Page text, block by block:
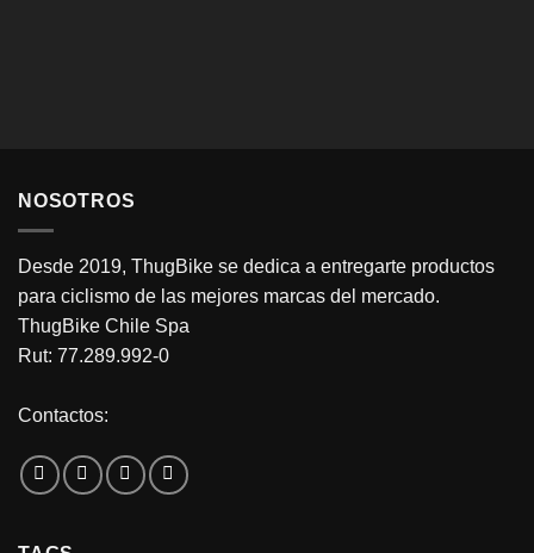
NOSOTROS
Desde 2019, ThugBike se dedica a entregarte productos
para ciclismo de las mejores marcas del mercado.
ThugBike Chile Spa
Rut: 77.289.992-0
Contactos: